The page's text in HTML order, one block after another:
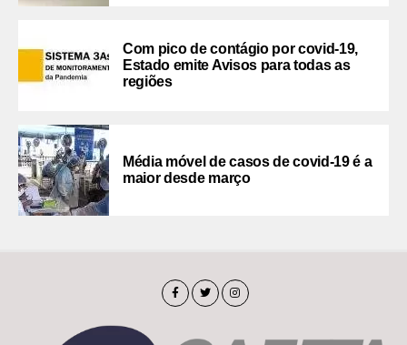
Com pico de contágio por covid-19,
Estado emite Avisos para todas as
regiões
Média móvel de casos de covid-19 é a
maior desde março